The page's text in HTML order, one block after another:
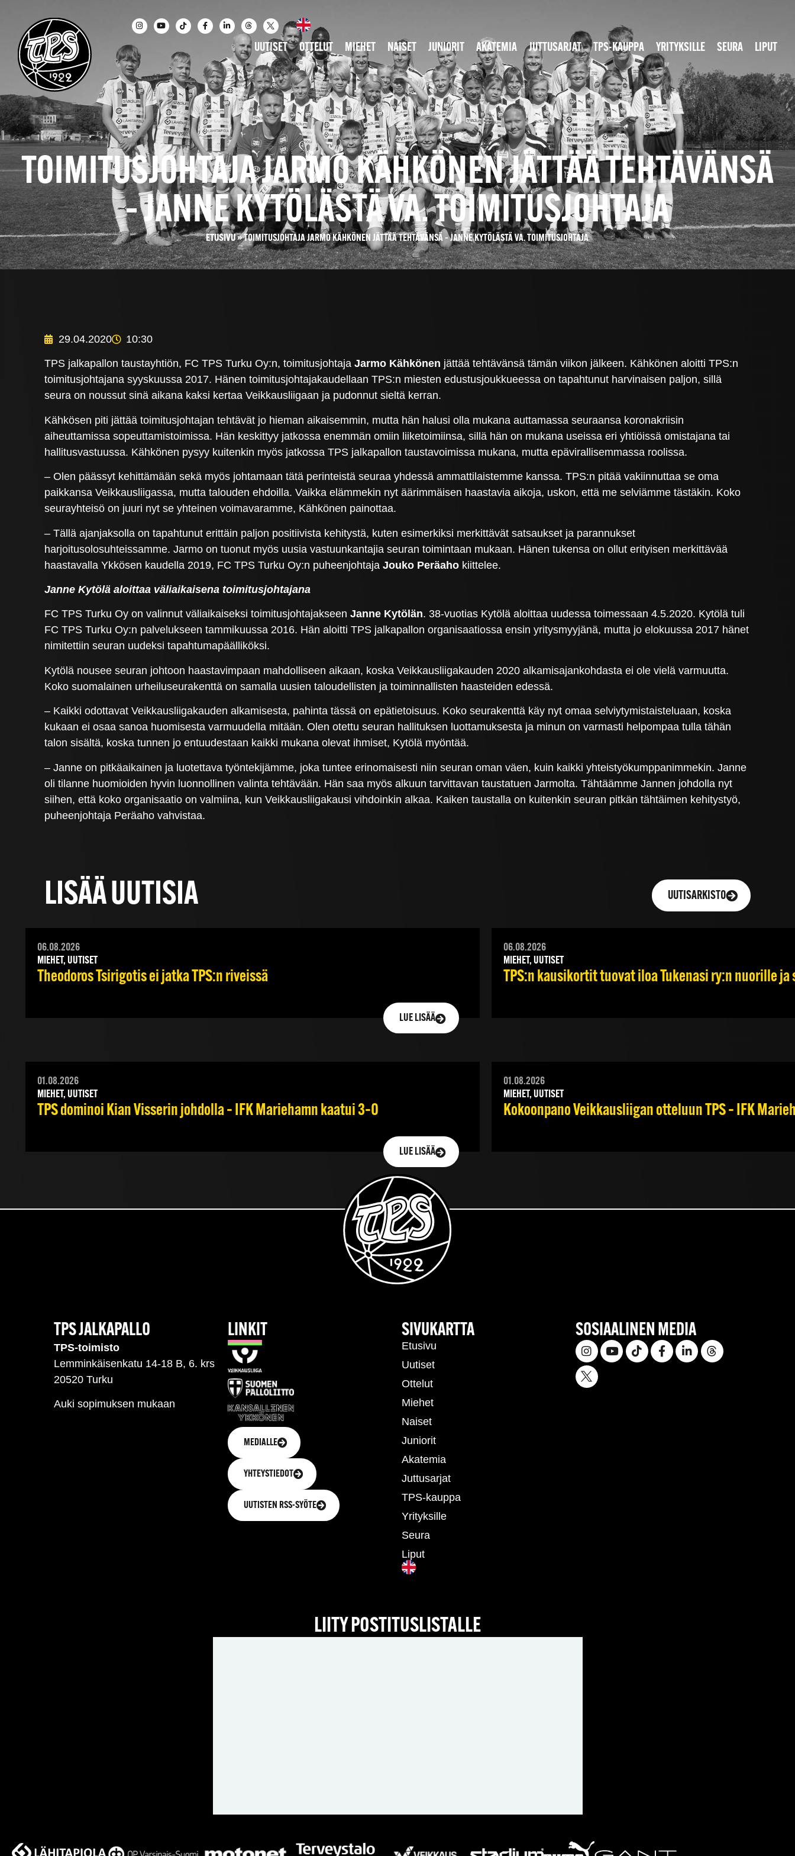
UUTISET OTTELUT MIEHET NAISET JUNIORIT AKATEMIA JUTTUSARJAT TPS-KAUPPA YRITYKSILLE SEURA LIPUT
TOIMITUSJOHTAJA JARMO KÄHKÖNEN JÄTTÄÄ TEHTÄVÄNSÄ
– JANNE KYTÖLÄSTÄ VA. TOIMITUSJOHTAJA
ETUSIVU»TOIMITUSJOHTAJA JARMO KÄHKÖNEN JÄTTÄÄ TEHTÄVÄNSÄ – JANNE KYTÖLÄSTÄ VA. TOIMITUSJOHTAJA
29.04.2020 10:30
TPS jalkapallon taustayhtiön, FC TPS Turku Oy:n, toimitusjohtajaJarmo Kähkönen jättää tehtävänsä tämän viikon jälkeen. Kähkönen aloitti TPS:n
toimitusjohtajana syyskuussa 2017. Hänen toimitusjohtajakaudellaan TPS:n miesten edustusjoukkueessa on tapahtunut harvinaisen paljon, sillä
seura on noussut sinä aikana kaksi kertaa Veikkausliigaan ja pudonnut sieltä kerran.
Kähkösen piti jättää toimitusjohtajan tehtävät jo hieman aikaisemmin, mutta hän halusi olla mukana auttamassa seuraansa koronakriisin
aiheuttamissa sopeuttamistoimissa. Hän keskittyy jatkossa enemmän omiin liiketoimiinsa, sillä hän on mukana useissa eri yhtiöissä omistajana tai
hallitusvastuussa. Kähkönen pysyy kuitenkin myös jatkossa TPS jalkapallon taustavoimissa mukana, mutta epävirallisemmassa roolissa.
– Olen päässyt kehittämään sekä myös johtamaan tätä perinteistä seuraa yhdessä ammattilaistemme kanssa. TPS:n pitää vakiinnuttaa se oma
paikkansa Veikkausliigassa, mutta talouden ehdoilla. Vaikka elämmekin nyt äärimmäisen haastavia aikoja, uskon, että me selviämme tästäkin. Koko
seurayhteisö on juuri nyt se yhteinen voimavaramme, Kähkönen painottaa.
– Tällä ajanjaksolla on tapahtunut erittäin paljon positiivista kehitystä, kuten esimerkiksi merkittävät satsaukset ja parannukset
harjoitusolosuhteissamme. Jarmo on tuonut myös uusia vastuunkantajia seuran toimintaan mukaan. Hänen tukensa on ollut erityisen merkittävää
haastavalla Ykkösen kaudella 2019, FC TPS Turku Oy:n puheenjohtajaJouko Peräaho kiittelee.
Janne Kytölä aloittaa väliaikaisena toimitusjohtajana
FC TPS Turku Oy on valinnut väliaikaiseksi toimitusjohtajakseenJanne Kytölän. 38-vuotias Kytölä aloittaa uudessa toimessaan 4.5.2020. Kytölä tuli
FC TPS Turku Oy:n palvelukseen tammikuussa 2016. Hän aloitti TPS jalkapallon organisaatiossa ensin yritysmyyjänä, mutta jo elokuussa 2017 hänet
nimitettiin seuran uudeksi tapahtumapäälliköksi.
Kytölä nousee seuran johtoon haastavimpaan mahdolliseen aikaan, koska Veikkausliigakauden 2020 alkamisajankohdasta ei ole vielä varmuutta.
Koko suomalainen urheiluseurakenttä on samalla uusien taloudellisten ja toiminnallisten haasteiden edessä.
– Kaikki odottavat Veikkausliigakauden alkamisesta, pahinta tässä on epätietoisuus. Koko seurakenttä käy nyt omaa selviytymistaisteluaan, koska
kukaan ei osaa sanoa huomisesta varmuudella mitään. Olen otettu seuran hallituksen luottamuksesta ja minun on varmasti helpompaa tulla tähän
talon sisältä, koska tunnen jo entuudestaan kaikki mukana olevat ihmiset, Kytölä myöntää.
– Janne on pitkäaikainen ja luotettava työntekijämme, joka tuntee erinomaisesti niin seuran oman väen, kuin kaikki yhteistyökumppanimmekin. Janne
oli tilanne huomioiden hyvin luonnollinen valinta tehtävään. Hän saa myös alkuun tarvittavan taustatuen Jarmolta. Tähtäämme Jannen johdolla nyt
siihen, että koko organisaatio on valmiina, kun Veikkausliigakausi vihdoinkin alkaa. Kaiken taustalla on kuitenkin seuran pitkän tähtäimen kehitystyö,
puheenjohtaja Peräaho vahvistaa.
LISÄÄ UUTISIA UUTISARKISTO
06.08.2026
MIEHET, UUTISET
Theodoros Tsirigotis ei jatka TPS:n riveissä
LUE LISÄÄ
06.08.2026
MIEHET, UUTISET
TPS:n kausikortit tuovat iloa Tukenasi ry:n nuorille ja
01.08.2026
MIEHET, UUTISET
TPS dominoi Kian Visserin johdolla – IFK Mariehamn kaatui 3–0
LUE LISÄÄ
01.08.2026
MIEHET, UUTISET
Kokoonpano Veikkausliigan otteluun TPS – IFK
TPS JALKAPALLO
TPS-toimisto
Lemminkäisenkatu 14-18 B, 6. krs
20520 Turku
Auki sopimuksen mukaan
LINKIT
MEDIALLE
YHTEYSTIEDOT
UUTISTEN RSS-SYÖTE
SIVUKARTTA
Etusivu
Uutiset
Ottelut
Miehet
Naiset
Juniorit
Akatemia
Juttusarjat
TPS-kauppa
Yrityksille
Seura
Liput
SOSIAALINEN MEDIA
LIITY POSTITUSLISTALLE